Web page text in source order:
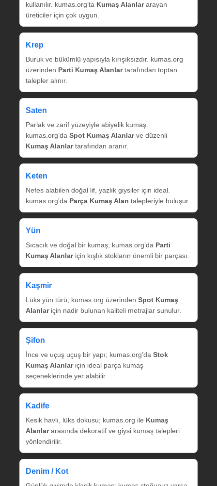
kullanılır. kumas.org’ta Kumaş Alanlararayan
üreticiler için çok uygun.
Krep
Buruk ve bükümlü yapısıyla kırışıksızdır. kumas.org
üzerinden Parti Kumaş Alanlartarafından toptan
talepler alınır.
Saten
Parlak ve zarif yüzeyiyle abiyelik kumaş.
kumas.org’da Spot Kumaş Alanlarve düzenli
Kumaş Alanlartarafından aranır.
Keten
Nefes alabilen doğal lif, yazlık giysiler için ideal.
kumas.org’da Parça Kumaş Alan talepleriyle buluşur.
Yün
Sıcacık ve doğal bir kumaş; kumas.org’da Parti
Kumaş Alanlariçin kışlık stokların önemli bir parçası.
Kaşmir
Lüks yün türü; kumas.org üzerinden Spot Kumaş
Alanlariçin nadir bulunan kaliteli metrajlar sunulur.
Şifon
İnce ve uçuş uçuş bir yapı; kumas.org’da Stok
Kumaş Alanlariçin ideal parça kumaş
seçeneklerinde yer alabilir.
Kadife
Kesik havlı, lüks dokusu; kumas.org ile Kumaş
Alanlararasında dekoratif ve giysi kumaş talepleri
yönlendirilir.
Denim / Kot